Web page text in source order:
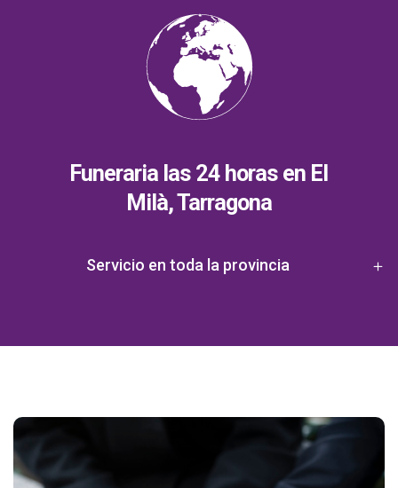
Funeraria las 24 horas en El
Milà, Tarragona
Servicio en toda la provincia